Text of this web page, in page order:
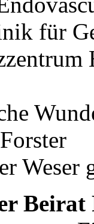
für
Weser
Beirat